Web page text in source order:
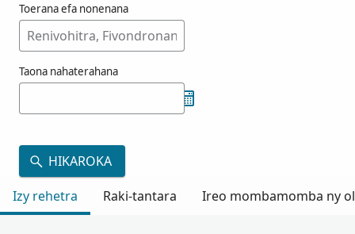
Toerana efa nonenana
Taona nahaterahana
HIKAROKA
Izy rehetra
Raki-tantara Ireo mombamomba ny